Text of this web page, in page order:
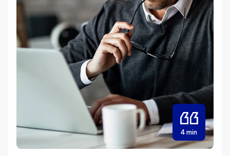
4 min